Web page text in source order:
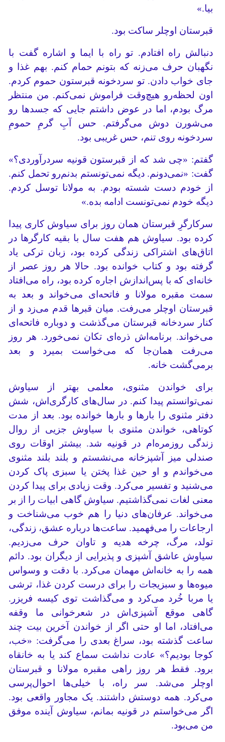
بیا.»
قبرستان اوچلر ساکت بود.
دنبالش راه افتادم. تو راه با ایما و اشاره گفت با
نگهبان حرف می‌زنه که بتونم حمام کنم. بهم غذا و
جای خواب دادن. تو سردخونه قبرستون حموم کردم.
اون لحظه‌رو هیچ‌وقت فراموش نمی‌کنم. من منتظر
مرگ بودم، اما در عوض داشتم جایی که جسدها رو
می‌شورن دوش می‌گرفتم. حس آبِ گرمِ حمومِ
سردخونه روی تنم، حس غریبی بود.
گفتم: «چی شد که از قبرستون قونیه سردرآوردی؟»
گفت: «نمی‌دونم. دیگه نمی‌تونستم بدنم‌رو تحمل کنم.
از خودم دست شسته بودم. به مولانا توسل کردم.
دیگه خودم نمی‌تونست ادامه بده.»
سرکارگرِ قبرستان همان روز برای سیاوش کاری پیدا
کرده بود. سیاوش هم هفت سال با بقیه کارگرها در
اتاق‌های اشتراکی زندگی کرده بود، زبان ترکی یاد
گرفته بود و کتاب خوانده بود. حالا هر روز عصر از
خانه‌ای که با پس‌اندازش اجاره کرده بود، راه می‌افتاد
سمت مقبره مولانا و فاتحه‌ای می‌خواند و بعد به
قبرستان اوچلر می‌رفت. میان قبرها قدم می‌زد و از
کنار سردخانه قبرستان می‌گذشت و دوباره فاتحه‌ای
می‌خواند. ‌برنامه‌اش ذره‌ای تکان نمی‌خورد. هر روز
می‌رفت همان‌جا که می‌خواست بمیرد و بعد
برمی‌گشت خانه.
برای خواندن مثنوی، معلمی بهتر از سیاوش
نمی‌توانستم پیدا کنم. در سال‌های کارگری‌اش، شش
دفتر مثنوی را بارها و بارها خوانده بود. بعد از مدت
کوتاهی، خواندن مثنوی با سیاوش جزیی از روال
زندگی روزمره‌ام در قونیه شد. بیشتر اوقات روی
صندلی میز آشپزخانه می‌نشستم و بلند بلند مثنوی
می‌خواندم و او حین غذا پختن یا سبزی پاک کردن
می‌شنید و تفسیر می‌کرد. وقت زیادی برای پیدا کردن
معنی لغات نمی‌گذاشتیم. سیاوش گاهی ابیات را از بر
می‌خواند. عرفان‌های دنیا را هم خوب می‌شناخت و
ارجاعات را می‌فهمید. ساعت‌ها درباره عشق، زندگی،
تولد، مرگ، چرخه هدیه و تاوان حرف می‌زدیم.
سیاوش عاشق آشپزی و پذیرایی از دیگران بود. دائم
همه را به خانه‌اش مهمان می‌کرد. با دقت و وسواس
میوه‌ها و سبزیجات را برای درست کردن غذا، ترشی
یا مربا خُرد می‌کرد و می‌گذاشت توی کیسه فریزر.
گاهی موقع آشپزی‌اش در شعرخوانی ما وقفه
می‌افتاد، اما او حتی اگر از خواندن آخرین بیت چند
ساعت گذشته بود، سراغ بعدی را می‌گرفت: «خب،
کوجا بودیم؟» عادت نداشت سماع کند یا به خانقاه
برود. فقط هر روز راهی مقبره مولانا و قبرستان
اوچلر می‌شد. سر راه، با خیلی‌ها احوال‌پرسی
می‌کرد. همه دوستش داشتند. یک مجاور واقعی بود.
اگر می‌خواستم در قونیه بمانم، سیاوش آینده موفق
من می‌بود.